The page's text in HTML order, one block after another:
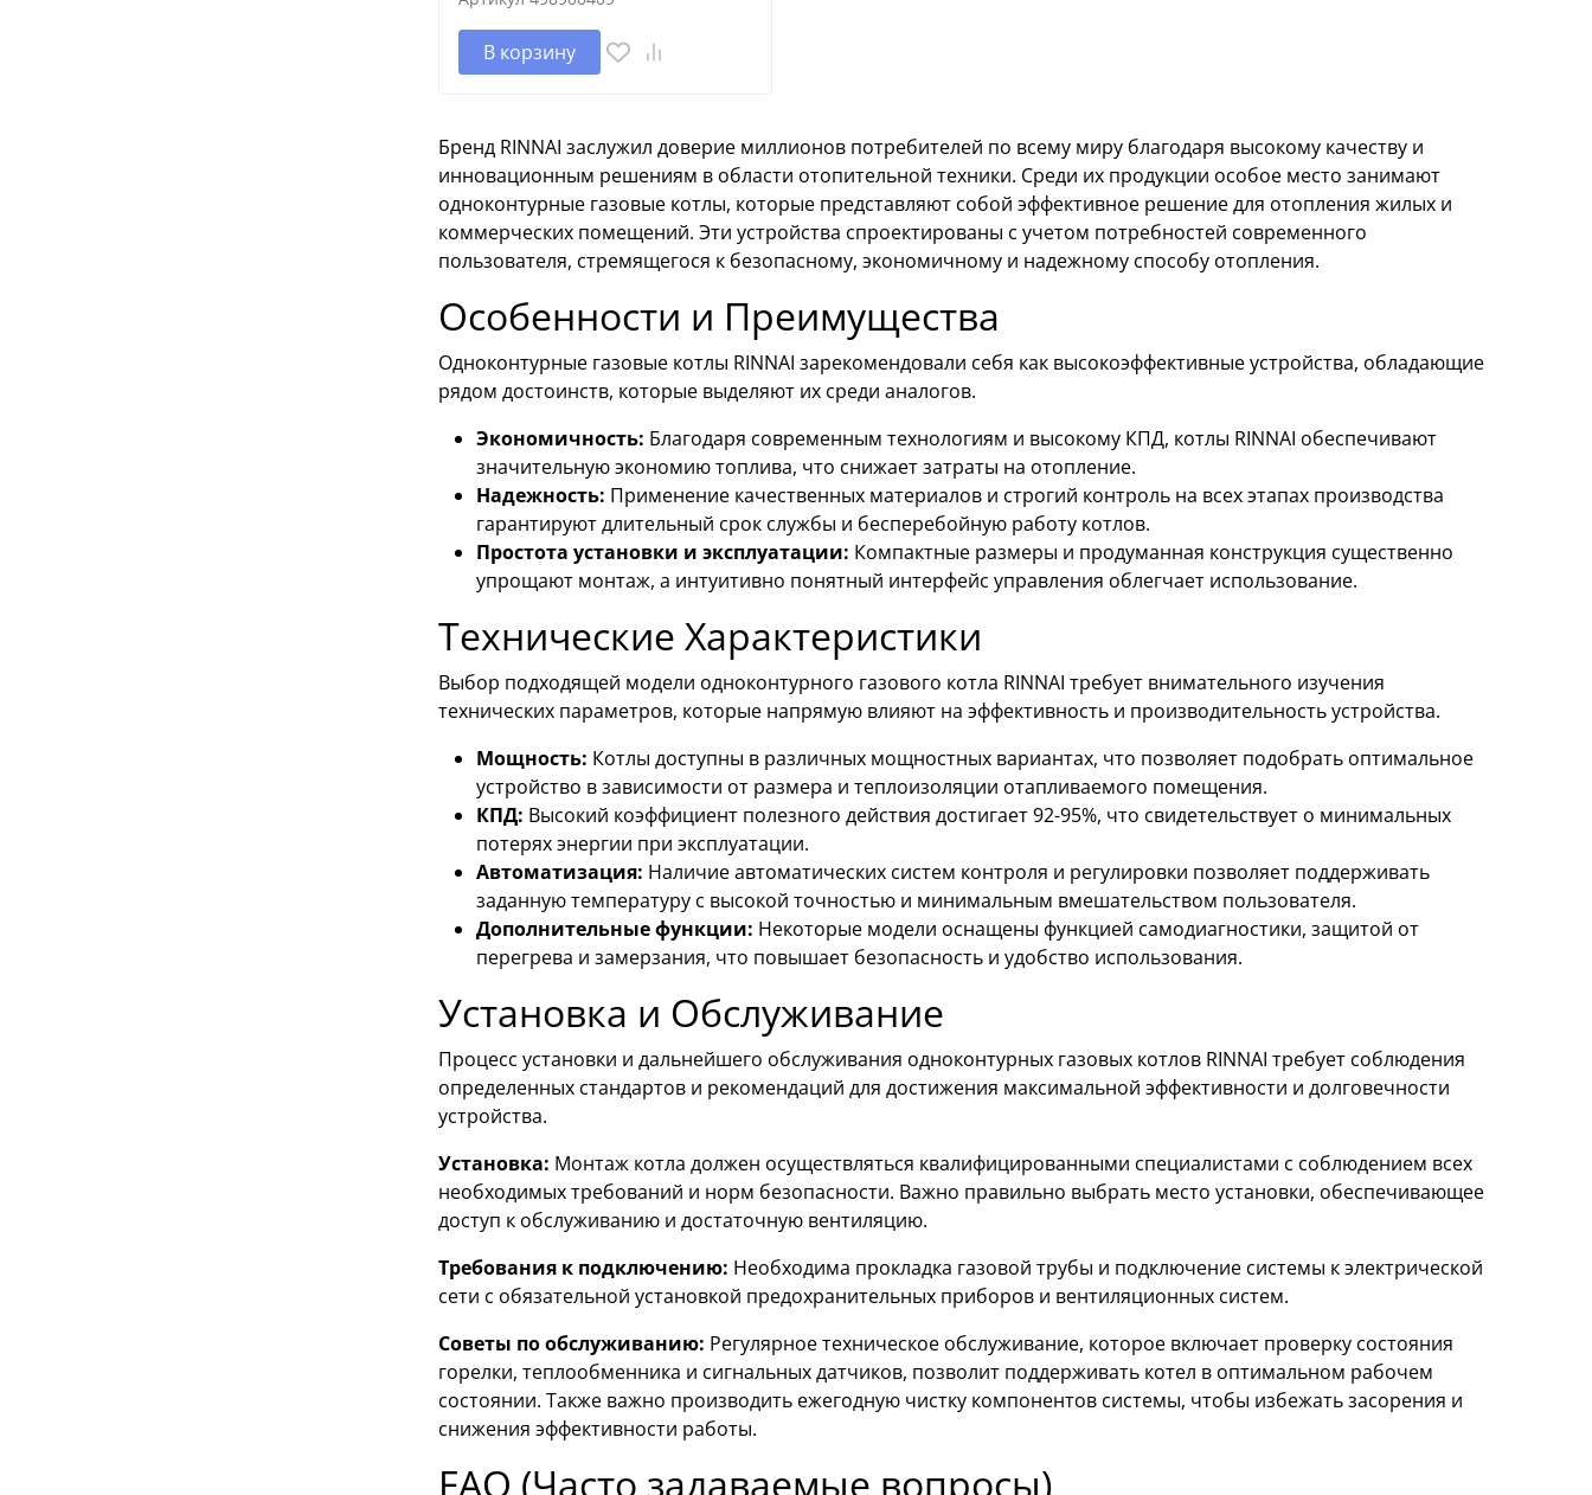
В корзину
Бренд RINNAI заслужил доверие миллионов потребителей по всему миру благодаря высокому качеству и
инновационным решениям в области отопительной техники. Среди их продукции особое место занимают
одноконтурные газовые котлы, которые представляют собой эффективное решение для отопления жилых и
коммерческих помещений. Эти устройства спроектированы с учетом потребностей современного
пользователя, стремящегося к безопасному, экономичному и надежному способу отопления.
Особенности и Преимущества
Одноконтурные газовые котлы RINNAI зарекомендовали себя как высокоэффективные устройства, обладающие
рядом достоинств, которые выделяют их среди аналогов.
Экономичность: Благодаря современным технологиям и высокому КПД, котлы RINNAI обеспечивают
значительную экономию топлива, что снижает затраты на отопление.
Надежность: Применение качественных материалов и строгий контроль на всех этапах производства
гарантируют длительный срок службы и бесперебойную работу котлов.
Простота установки и эксплуатации: Компактные размеры и продуманная конструкция существенно
упрощают монтаж, а интуитивно понятный интерфейс управления облегчает использование.
Технические Характеристики
Выбор подходящей модели одноконтурного газового котла RINNAI требует внимательного изучения
технических параметров, которые напрямую влияют на эффективность и производительность устройства.
Мощность: Котлы доступны в различных мощностных вариантах, что позволяет подобрать оптимальное
устройство в зависимости от размера и теплоизоляции отапливаемого помещения.
КПД: Высокий коэффициент полезного действия достигает 92-95%, что свидетельствует о минимальных
потерях энергии при эксплуатации.
Автоматизация: Наличие автоматических систем контроля и регулировки позволяет поддерживать
заданную температуру с высокой точностью и минимальным вмешательством пользователя.
Дополнительные функции: Некоторые модели оснащены функцией самодиагностики, защитой от
перегрева и замерзания, что повышает безопасность и удобство использования.
Установка и Обслуживание
Процесс установки и дальнейшего обслуживания одноконтурных газовых котлов RINNAI требует соблюдения
определенных стандартов и рекомендаций для достижения максимальной эффективности и долговечности
устройства.
Установка: Монтаж котла должен осуществляться квалифицированными специалистами с соблюдением всех
необходимых требований и норм безопасности. Важно правильно выбрать место установки, обеспечивающее
доступ к обслуживанию и достаточную вентиляцию.
Требования к подключению: Необходима прокладка газовой трубы и подключение системы к электрической
сети с обязательной установкой предохранительных приборов и вентиляционных систем.
Советы по обслуживанию: Регулярное техническое обслуживание, которое включает проверку состояния
горелки, теплообменника и сигнальных датчиков, позволит поддерживать котел в оптимальном рабочем
состоянии. Также важно производить ежегодную чистку компонентов системы, чтобы избежать засорения и
снижения эффективности работы.
FAQ (Часто задаваемые вопросы)